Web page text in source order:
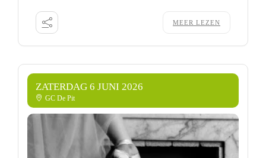
MEER LEZEN
ZATERDAG 6 JUNI 2026
GC De Pit